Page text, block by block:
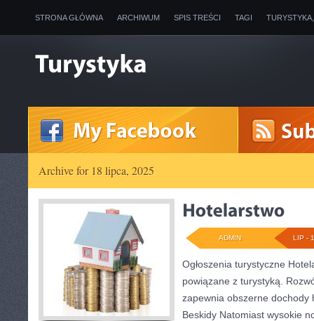
STRONA GŁÓWNA ARCHIWUM SPIS TREŚCI TAGI
Archive for 18 lipca, 2025
LIP -
ADMIN
Ogłoszenia turystyczne
powiązane z turystyką.
zapewnia obszerne dochody
Beskidy Natomiast wysokie